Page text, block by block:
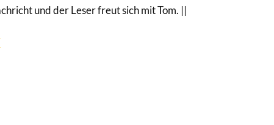
und der Leser freut sich mit Tom. ||